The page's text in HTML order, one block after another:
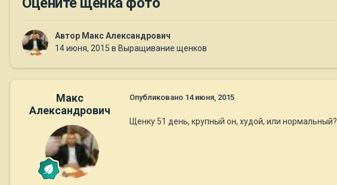
Автор Макс Александрович
14 июня, 2015 в Выращивание щенков
Макс
Александрович
Опубликовано 14 июня, 2015
Щенку 51 день, крупный он, худой, или нормальный?